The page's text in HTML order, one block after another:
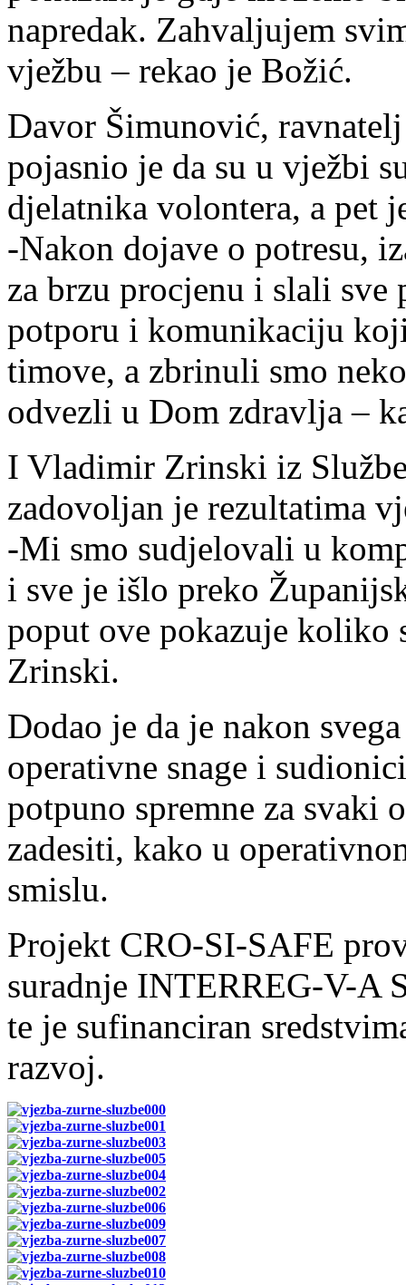
napredak. Zahvaljujem
vježbu – rekao je Božić.
Davor Šimunović,
pojasnio je da su u vježbi
djelatnika volontera, a pet
-Nakon dojave o potresu,
za brzu procjenu i slali sve
potporu i komunikaciju
timove, a zbrinuli smo
odvezli u Dom zdravlja –
I Vladimir Zrinski iz
zadovoljan je rezultatima
-Mi smo sudjelovali u
i sve je išlo preko
poput ove pokazuje koliko
Zrinski.
Dodao je da je nakon
operativne snage i
potpuno spremne za svaki
zadesiti, kako u
smislu.
Projekt CRO-SI-SAFE
suradnje INTERREG-V-A
te je sufinanciran
razvoj.